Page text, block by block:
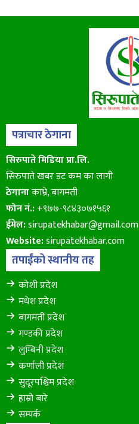
पत्राचार ठेगाना
सिरुपाते मिडिया प्रा.लि.
सिरुपाते खबर डट कम का लागी
ठेगानाकाभ्रे, बागमती
फोन नं.:+९७७-९८४३०७१५६१
ईमेल:sirupatekhabar@gmail.com
Website:sirupatekhabar.com
तपाईंको स्थानीय तह
कोशी प्रदेश
मधेश प्रदेश
बागमती प्रदेश
गण्डकी प्रदेश
लुम्बिनी प्रदेश
कर्णाली प्रदेश
सुदूरपश्चिम प्रदेश
हाम्रो बारे
सम्पर्क